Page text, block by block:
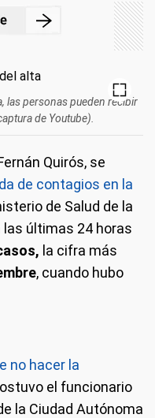
las personas pueden recibir
de Youtube).
Quirós, se
de contagios en la
de Salud de la
últimas 24 horas
la cifra más
, cuando hubo
no hacer la
el funcionario
la Ciudad Autónoma